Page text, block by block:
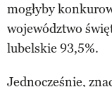
mogłyby
województwo
lubelskie 93,5%.
Jednocześnie,